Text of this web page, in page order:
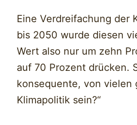
Eine Verdreifachung der
bis 2050 wurde diesen
Wert also nur um zehn
auf 70 Prozent drücken.
konsequente, von vielen
Klimapolitik sein?“